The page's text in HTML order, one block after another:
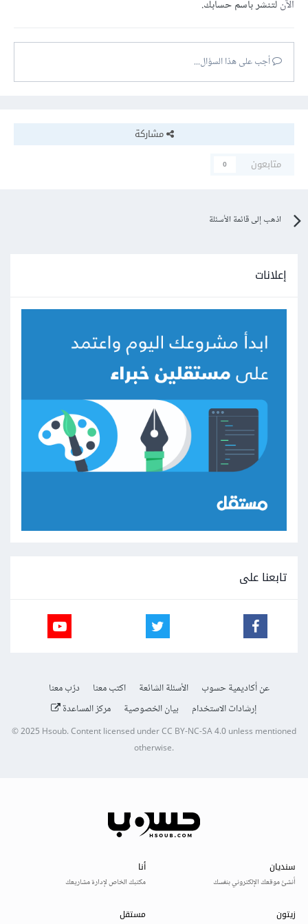
الآنلتنشر باسم حسابك.
أجب على هذا السؤال...
مشاركة
متابعون
0
اذهب إلى قائمة الأسئلة
إعلانات
تابعنا على
عن أكاديمية حسوب الأسئلة الشائعة اكتب معنا
درّب معنا
إرشادات الاستخدام
بيان الخصوصية مركز المساعدة
© 2025Hsoub.Content licensed underCC BY-NC-SA 4.0unless mentioned
otherwise.